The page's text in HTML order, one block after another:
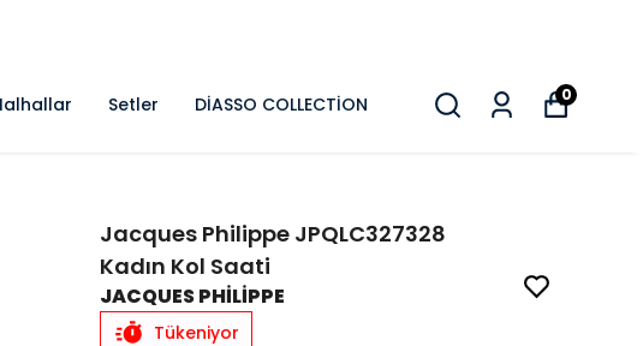
Setler DİASSO COLLECTİON 0
Jacques Philippe JPQLC327328
Kadın Kol Saati
JACQUES PHİLİPPE
Tükeniyor